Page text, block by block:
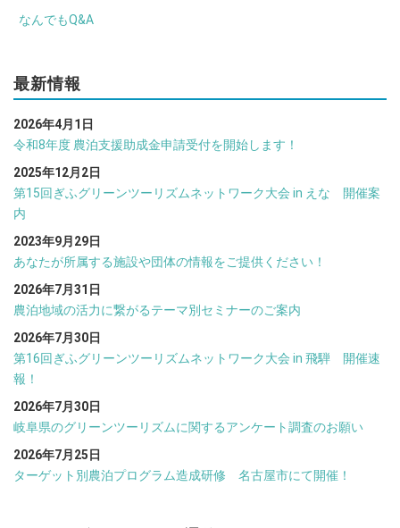
なんでもQ&A
最新情報
2026年4月1日
令和8年度 農泊支援助成金申請受付を開始します！
2025年12月2日
第15回ぎふグリーンツーリズムネットワーク大会 in えな 開催案
内
2023年9月29日
あなたが所属する施設や団体の情報をご提供ください！
2026年7月31日
農泊地域の活力に繋がるテーマ別セミナーのご案内
2026年7月30日
第16回ぎふグリーンツーリズムネットワーク大会 in 飛騨 開催速
報！
2026年7月30日
岐阜県のグリーンツーリズムに関するアンケート調査のお願い
2026年7月25日
ターゲット別農泊プログラム造成研修 名古屋市にて開催！